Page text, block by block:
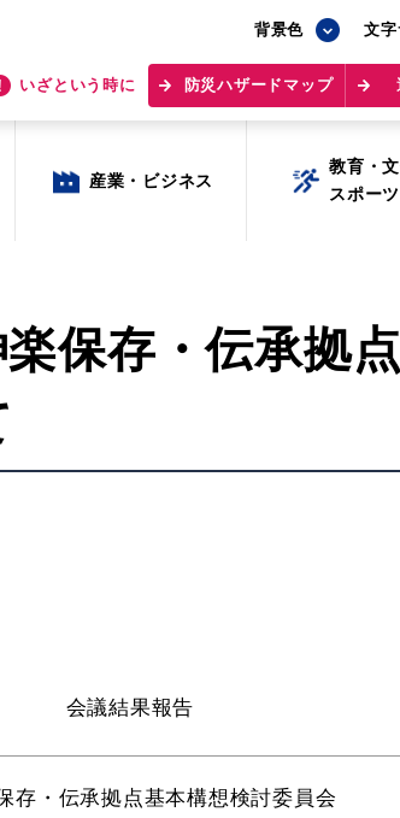
背景色 文
いざという時に 防災ハザードマップ
背景色 文
いざという時に 防災ハザードマップ
産業・ビジネス
教育・文
スポーツ
産業・ビジネス
教育・文
スポーツ
保存・伝承拠
会議結果報告
存・伝承拠点基本構想検討委員会